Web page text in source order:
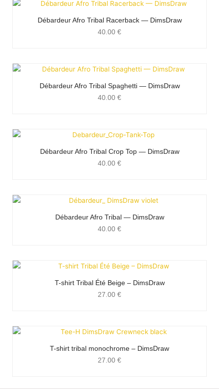
Débardeur Afro Tribal Racerback — DimsDraw
40.00 €
Débardeur Afro Tribal Spaghetti — DimsDraw
40.00 €
Débardeur Afro Tribal Crop Top — DimsDraw
40.00 €
Débardeur Afro Tribal — DimsDraw
40.00 €
T-shirt Tribal Été Beige – DimsDraw
27.00 €
T-shirt tribal monochrome – DimsDraw
27.00 €